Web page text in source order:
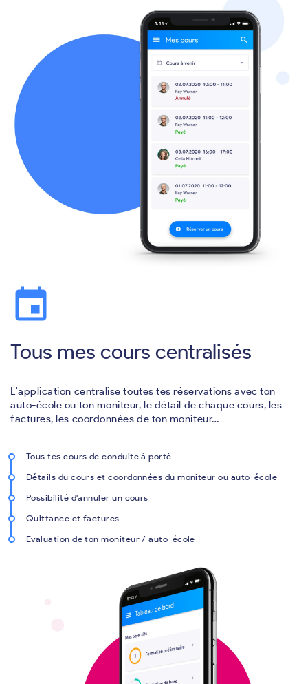
event
Tous mes cours centralisés
L'application centralise toutes tes réservations avec ton
auto-école ou ton moniteur, le détail de chaque cours, les
factures, les coordonnées de ton moniteur…
Tous tes cours de conduite à porté
Détails du cours et coordonnées du moniteur ou auto-école
Possibilité d'annuler un cours
Quittance et factures
Evaluation de ton moniteur / auto-école